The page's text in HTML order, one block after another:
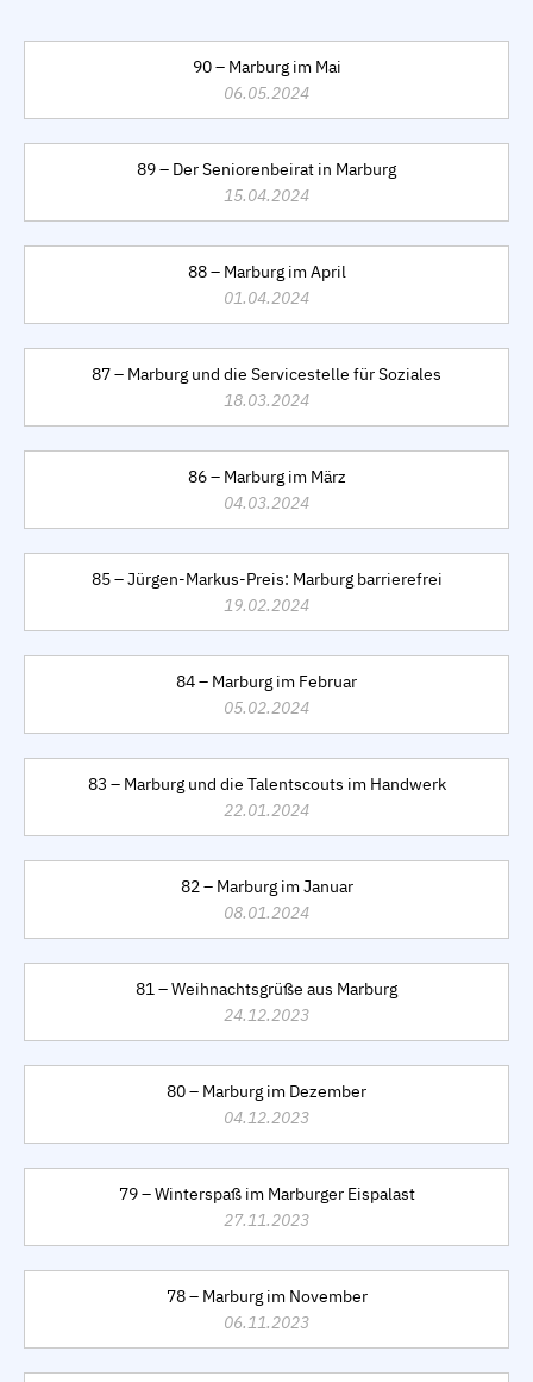
90 – Marburg im Mai
06.05.2024
89 – Der Seniorenbeirat in Marburg
15.04.2024
88 – Marburg im April
01.04.2024
87 – Marburg und die Servicestelle für Soziales
18.03.2024
86 – Marburg im März
04.03.2024
85 – Jürgen-Markus-Preis: Marburg barrierefrei
19.02.2024
84 – Marburg im Februar
05.02.2024
83 – Marburg und die Talentscouts im Handwerk
22.01.2024
82 – Marburg im Januar
08.01.2024
81 – Weihnachtsgrüße aus Marburg
24.12.2023
80 – Marburg im Dezember
04.12.2023
79 – Winterspaß im Marburger Eispalast
27.11.2023
78 – Marburg im November
06.11.2023